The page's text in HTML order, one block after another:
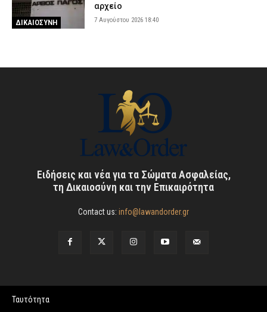
ΔΙΚΑΙΟΣΥΝΗ
αρχείο
7 Αυγούστου 2026 18:40
Ειδήσεις και νέα για τα Σώματα Ασφαλείας,
τη Δικαιοσύνη και την Επικαιρότητα
Contact us: info@lawandorder.gr
Ταυτότητα